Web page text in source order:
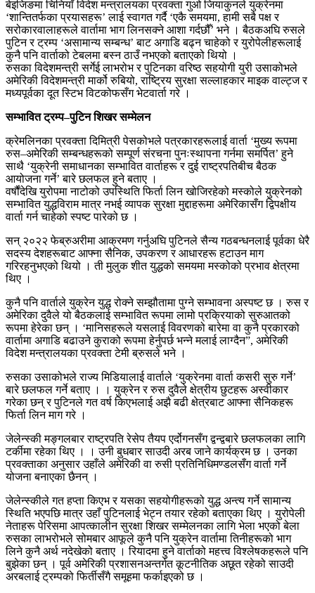
बेइजिङमा चिनियाँ विदेश मन्त्रालयका प्रवक्ता गुओ जियाकुनले युक्रेनमा
‘शान्तितर्फका प्रयासहरू’ लाई स्वागत गर्दै ‘एकै समयमा, हामी सबै पक्ष र
सरोकारवालाहरूले वार्तामा भाग लिनसक्ने आशा गर्दछौँ’ भने । बैठकअघि रुसले
पुटिन र ट्रम्प ‘असामान्य सम्बन्ध’ बाट अगाडि बढ्न चाहेको र युरोपेलीहरूलाई
कुनै पनि वार्ताको टेबलमा बस्न ठाउँ नभएको बताएको थियो ।
रुसका विदेशमन्त्री सर्गेई लाभरोभ र पुटिनका वरिष्ठ सहयोगी युरी उसाकोभले
अमेरिकी विदेशमन्त्री मार्को रुबियो, राष्ट्रिय सुरक्षा सल्लाहकार माइक वाल्ट्ज र
मध्यपूर्वका दूत स्टिभ विटकोफसँग भेटवार्ता गरे ।
सम्भावित ट्रम्प–पुटिन शिखर सम्मेलन
क्रेमलिनका प्रवक्ता दिमित्री पेसकोभले पत्रकारहरूलाई वार्ता ‘मुख्य रूपमा
रुस–अमेरिकी सम्बन्धहरूको सम्पूर्ण संरचना पुनःस्थापना गर्नमा समर्पित’ हुने
साथै ‘युक्रेनी समाधानका सम्भावित वार्ताहरू र दुई राष्ट्रपतिबीच बैठक
आयोजना गर्ने’ बारे छलफल हुने बताए ।
वर्षौंदेखि युरोपमा नाटोको उपस्थिति फिर्ता लिन खोजिरहेको मस्कोले युक्रेनको
सम्भावित युद्धविराम मात्र नभई व्यापक सुरक्षा मुद्दाहरूमा अमेरिकासँग द्विपक्षीय
वार्ता गर्न चाहेको स्पष्ट पारेको छ ।
सन् २०२२ फेब्रुअरीमा आक्रमण गर्नुअघि पुटिनले सैन्य गठबन्धनलाई पूर्वका धेरै
सदस्य देशहरूबाट आफ्ना सैनिक, उपकरण र आधारहरू हटाउन माग
गरिरहनुभएको थियो । ती मुलुक शीत युद्धको समयमा मस्कोको प्रभाव क्षेत्रमा
थिए ।
कुनै पनि वार्ताले युक्रेन युद्ध रोक्ने सम्झौतामा पुग्ने सम्भावना अस्पष्ट छ । रुस र
अमेरिका दुवैले यो बैठकलाई सम्भावित रूपमा लामो प्रक्रियाको सुरुआतको
रूपमा हेरेका छन् । ‘मानिसहरूले यसलाई विवरणको बारेमा वा कुनै प्रकारको
वार्तामा अगाडि बढाउने कुराको रूपमा हेर्नुपर्छ भन्ने मलाई लाग्दैन”, अमेरिकी
विदेश मन्त्रालयका प्रवक्ता टेमी ब्रुसले भने ।
रुसका उसाकोभले राज्य मिडियालाई वार्ताले ‘युक्रेनमा वार्ता कसरी सुरु गर्ने’
बारे छलफल गर्ने बताए । । युक्रेन र रुस दुवैले क्षेत्रीय छुटहरू अस्वीकार
गरेका छन् र पुटिनले गत वर्ष किएभलाई अझै बढी क्षेत्रबाट आफ्ना सैनिकहरू
फिर्ता लिन माग गरे ।
जेलेन्स्की मङ्गलबार राष्ट्रपति रेसेप तैयप एर्दोगनसँग द्वन्द्वबारे छलफलका लागि
टर्कीमा रहेका थिए । । उनी बुधबार साउदी अरब जाने कार्यक्रम छ । उनका
प्रवक्ताका अनुसार उहाँले अमेरिकी वा रुसी प्रतिनिधिमण्डलसँग वार्ता गर्ने
योजना बनाएका छैनन् ।
जेलेन्स्कीले गत हप्ता किएभ र यसका सहयोगीहरूको युद्ध अन्त्य गर्ने सामान्य
स्थिति भएपछि मात्र उहाँ पुटिनलाई भेट्न तयार रहेको बताएका थिए । युरोपेली
नेताहरू पेरिसमा आपत्कालीन सुरक्षा शिखर सम्मेलनका लागि भेला भएको बेला
रुसका लाभरोभले सोमबार आफूले कुनै पनि युक्रेन वार्तामा तिनीहरूको भाग
लिने कुनै अर्थ नदेखेको बताए । रियादमा हुने वार्ताको महत्त्व विश्लेषकहरूले पनि
बुझेका छन् । पूर्व अमेरिकी प्रशासनअन्तर्गत कूटनीतिक अछूत रहेको साउदी
अरबलाई ट्रम्पको फिर्तीसँगै समूहमा फर्काइएको छ ।